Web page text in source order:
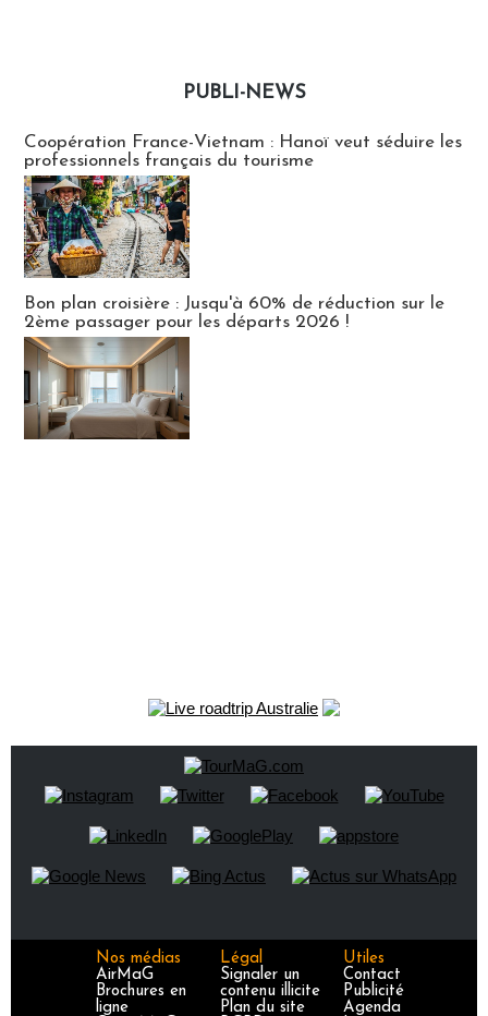
PUBLI-NEWS
Coopération France-Vietnam : Hanoï veut séduire les
professionnels français du tourisme
Bon plan croisière : Jusqu'à 60% de réduction sur le
2ème passager pour les départs 2026 !
Nos médias
AirMaG
Brochures en
ligne
Légal
Signaler un
contenu illicite
Plan du site
Utiles
Contact
Publicité
Agenda